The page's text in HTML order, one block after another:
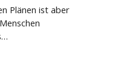
Plänen ist aber